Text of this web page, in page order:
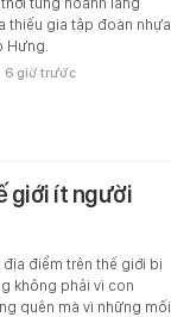
thiếu gia tập đoàn nhựa
Hưng.
6 giờ trước
giới ít người
địa điểm trên thế giới bị
không phải vì con
quên mà vì những mối